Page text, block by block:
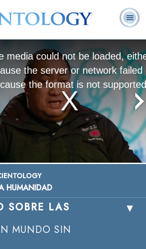
Voluntarios
could not be loaded, either
server or network failed or
format is not supported.
Chairman, Mangere Maori Wardens
Association
Ver Video
HUMANIDAD
SOBRE LAS
MUNDO SIN